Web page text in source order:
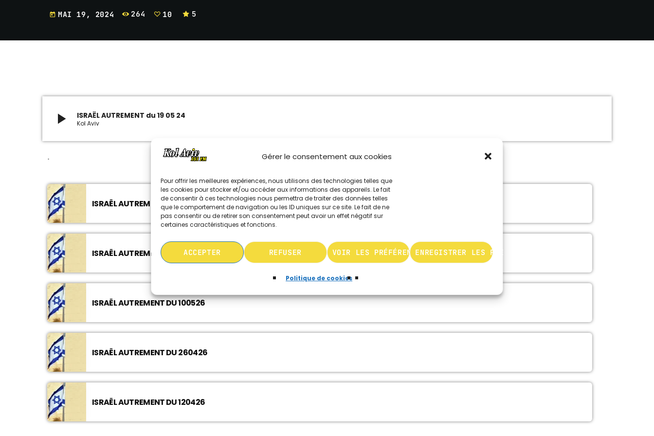
Gérer le consentement aux cookies
Pour offrir les meilleures expériences, nous utilisons des technologies telles que
les cookies pour stocker et/ou accéder aux informations des appareils. Le fait
de consentir à ces technologies nous permettra de traiter des données telles
que le comportement de navigation ou les ID uniques sur ce site. Le fait de ne
pas consentir ou de retirer son consentement peut avoir un effet négatif sur
certaines caractéristiques et fonctions.
ACCEPTER REFUSER VOIR LES PRÉFÉRENCESENREGISTRER LES PRÉFÉRENCES
Politique de cookies
today MAI 19, 2024 264 10 5
play_arrow ISRAËL AUTREMENT du 19 05 24
Kol Aviv
.
ISRAËL AUTREMENT DU 070626
ISRAËL AUTREMENT DU 240526
ISRAËL AUTREMENT DU 100526
ISRAËL AUTREMENT DU 260426
ISRAËL AUTREMENT DU 120426